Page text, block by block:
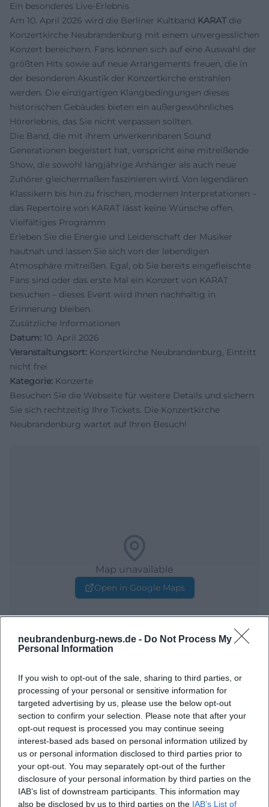
neubrandenburg-news.de - Do Not Process My
Personal Information
If you wish to opt-out of the sale, sharing to third parties, or
processing of your personal or sensitive information for
targeted advertising by us, please use the below opt-out
section to confirm your selection. Please note that after your
opt-out request is processed you may continue seeing
interest-based ads based on personal information utilized by
us or personal information disclosed to third parties prior to
your opt-out. You may separately opt-out of the further
disclosure of your personal information by third parties on the
IAB’s list of downstream participants. This information may
also be disclosed by us to third parties on the IAB’s List of
Ein besonderes Live-Erlebnis
Am 10. April 2026 wird die Berliner Kultband KARATdie
Konzertkirche Neubrandenburg mit einem unvergesslichen
Konzert bereichern. Fans können sich auf eine Auswahl der
größten Hits sowie auf neue Arrangements freuen, die in
der besonderen Akustik der Konzertkirche erstrahlen
werden. Die einzigartigen Klangbedingungen dieses
historischen Gebäudes bieten ein außergewöhnliches
Hörerlebnis, das Sie nicht verpassen sollten.
Die Band, die mit ihrem unverkennbaren Sound
Generationen begeistert hat, verspricht eine mitreißende
Show, die sowohl langjährige Anhänger als auch neue
Zuhörer gleichermaßen faszinieren wird. Von legendären
Klassikern bis hin zu frischen, modernen Interpretationen –
das Repertoire von KARAT lässt keine Wünsche offen.
Vielfältiges Programm
Erleben Sie die Energie und Leidenschaft der Musiker
hautnah und lassen Sie sich von der lebendigen
Atmosphäre mitreißen. Egal, ob Sie bereits eingefleischte
Fans sind oder das erste Mal ein Konzert von KARAT
besuchen – dieses Event wird Ihnen nachhaltig in
Erinnerung bleiben.
Zusätzliche Informationen
Datum: 10. April 2026
Veranstaltungsort: Konzertkirche Neubrandenburg, Eintritt
nicht frei
Kategorie: Konzerte
Besuchen Sie die Webseite für weitere Details und sichern
Sie sich rechtzeitig Ihre Tickets. Die Konzertkirche
Neubrandenburg wartet auf Ihren Besuch!
Map unavailable
Open in Google Maps
Häufig gestellte Fragen
Wann beginnt das Konzert?
Wo findet das Konzert statt?